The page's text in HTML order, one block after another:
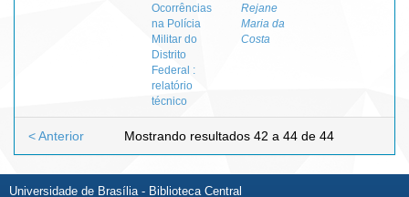
Ocorrências
na Polícia
Militar do
Distrito
Federal :
relatório
técnico
Rejane
Maria da
Costa
Mostrando resultados 42 a 44 de 44
< Anterior
Universidade de Brasília - Biblioteca Central